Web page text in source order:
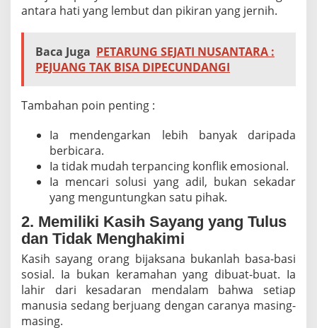
antara hati yang lembut dan pikiran yang jernih.
Baca Juga PETARUNG SEJATI NUSANTARA :
PEJUANG TAK BISA DIPECUNDANGI
Tambahan poin penting :
Ia mendengarkan lebih banyak daripada
berbicara.
Ia tidak mudah terpancing konflik emosional.
Ia mencari solusi yang adil, bukan sekadar
yang menguntungkan satu pihak.
2. Memiliki Kasih Sayang yang Tulus
dan Tidak Menghakimi
Kasih sayang orang bijaksana bukanlah basa-basi
sosial. Ia bukan keramahan yang dibuat-buat. Ia
lahir dari kesadaran mendalam bahwa setiap
manusia sedang berjuang dengan caranya masing-
masing.